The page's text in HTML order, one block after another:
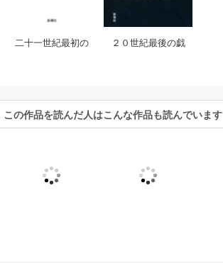
二十一世紀最初の
２０世紀最後の戯
この作品を読んだ人はこんな作品も読んでいます